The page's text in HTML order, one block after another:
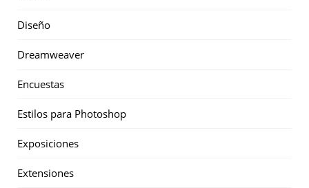
Diseño
Dreamweaver
Encuestas
Estilos para Photoshop
Exposiciones
Extensiones